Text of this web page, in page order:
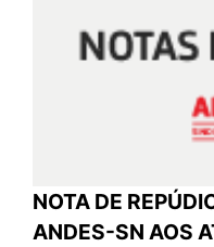
NOTA DE
ANDES-SN AOS